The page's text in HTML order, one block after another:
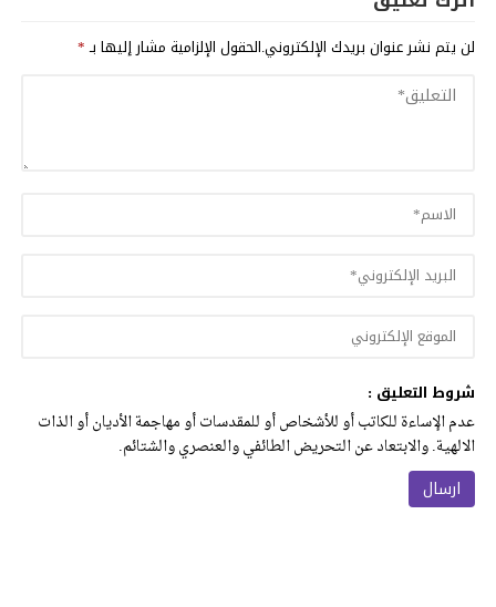
لن يتم نشر عنوان بريدك الإلكتروني.الحقول الإلزامية مشار إليها بـ*
شروط التعليق :
عدم الإساءة للكاتب أو للأشخاص أو للمقدسات أو مهاجمة الأديان أو الذات
الالهية. والابتعاد عن التحريض الطائفي والعنصري والشتائم.